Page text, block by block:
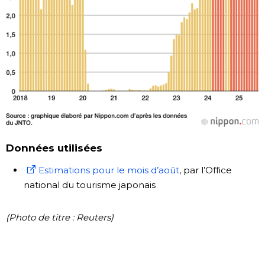
Données utilisées
Estimations pour le mois d’août, par l’Office
national du tourisme japonais
(Photo de titre : Reuters)